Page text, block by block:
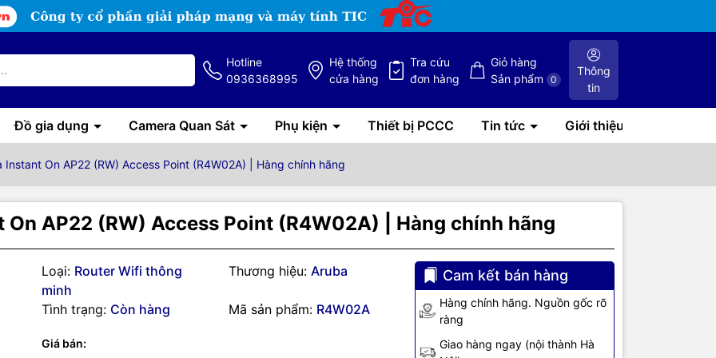
Hotline
0936368995
Hệ thống
cửa hàng
Tra cứu
đơn hàng
Giỏ hàng
Sản phẩm
0
Thông
tin
Đồ gia dụng Camera Quan Sát Phụ kiện Thiết bị PCCC Tin tức Giới thiệu
On AP22 (RW) Access Point (R4W02A) | Hàng chính hãng
AP22 (RW) Access Point (R4W02A) | Hàng chính hãng
Loại: Router Wifi thông
minh
Thương hiệu: Aruba
Tình trạng: Còn hàng Mã sản phẩm: R4W02A
Giá bán:
Cam kết bán hàng
Hàng chính hãng. Nguồn gốc rõ
ràng
Giao hàng ngay (nội thành Hà
số kỹ thuật